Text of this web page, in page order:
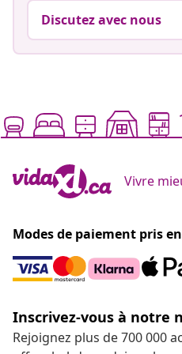
Discutez avec nous
Vivre
Modes de paiement pris
Inscrivez-vous à notre
Rejoignez plus de 700 000